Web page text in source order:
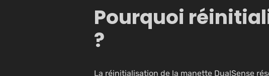
Pourquoi
?
La réinitialisation de la manette DualSense